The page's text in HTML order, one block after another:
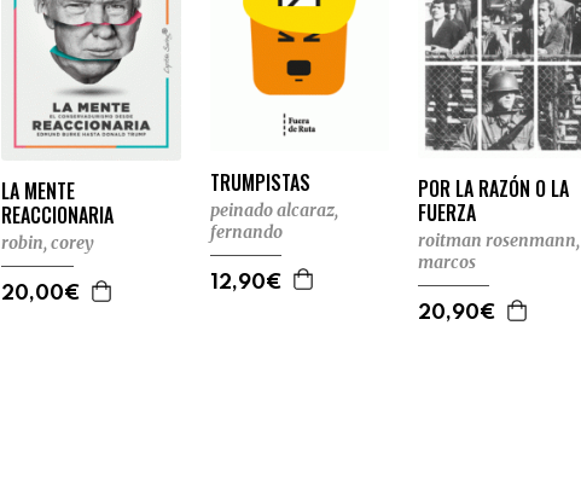
LA MENTE
REACCIONARIA
robin, corey
20,00€
TRUMPISTAS
peinado alcaraz,
fernando
12,90€
POR LA RAZÓN O LA
FUERZA
roitman rosenmann,
marcos
20,90€